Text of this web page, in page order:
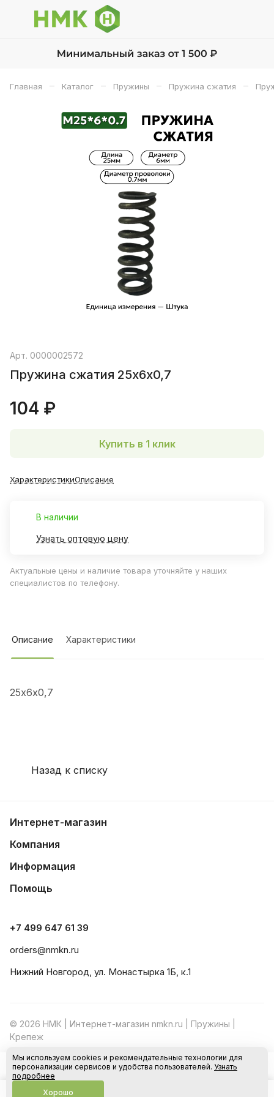
Главная – Каталог – Пружины – Пружина сжатия –
Арт. 0000002572
Пружина сжатия 25х6х0,7
104 ₽
В корзину
Купить в 1 клик
ХарактеристикиОписание
В наличии
Узнать оптовую цену
Актуальные цены и наличие товара уточняйте у наших
специалистов по телефону.
Описание Характеристики
25х6х0,7
Назад к списку
Интернет-магазин
Компания
Информация
Помощь
+7 499 647 61 39
orders@nmkn.ru
Нижний Новгород, ул. Монастырка 1Б, к.1
© 2026 НМК | Интернет-магазин nmkn.ru | Пружины |
Крепеж
Конфиденциальность Оферта
Мы используем cookies и рекомендательные технологии для
персонализации сервисов и удобства пользователей. Узнать
подробнее
Хорошо